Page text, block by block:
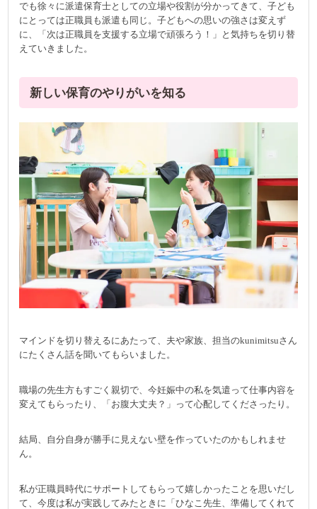
でも徐々に派遣保育士としての立場や役割が分かってきて、子ども
にとっては正職員も派遣も同じ。子どもへの思いの強さは変えず
に、「次は正職員を支援する立場で頑張ろう！」と気持ちを切り替
えていきました。
新しい保育のやりがいを知る
マインドを切り替えるにあたって、夫や家族、担当のkunimitsuさん
にたくさん話を聞いてもらいました。
職場の先生方もすごく親切で、今妊娠中の私を気遣って仕事内容を
変えてもらったり、「お腹大丈夫？」って心配してくださったり。
結局、自分自身が勝手に見えない壁を作っていたのかもしれませ
ん。
私が正職員時代にサポートしてもらって嬉しかったことを思いだし
て、今度は私が実践してみたときに「ひなこ先生、準備してくれて